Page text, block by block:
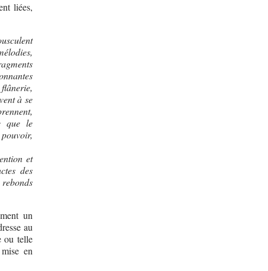
liées,
à se
que le
et
des
un
au
ou telle
en